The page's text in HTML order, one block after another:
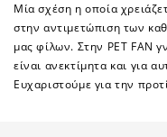
Μία σχέση η οποία
στην αντιμετώπιση των
μας φίλων. Στην PET FAN
είναι ανεκτίμητα και για
Ευχαριστούμε για την